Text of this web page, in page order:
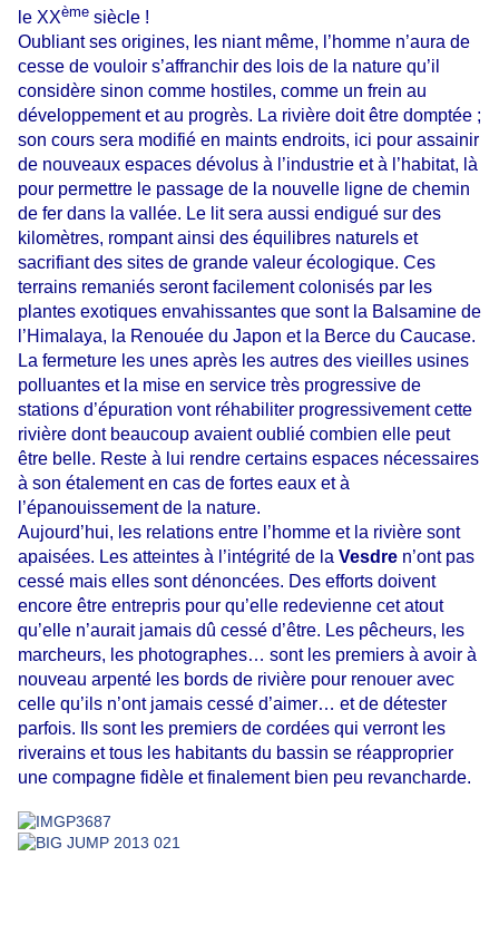
le XXème siècle !
Oubliant ses origines, les niant même, l’homme n’aura de
cesse de vouloir s’affranchir des lois de la nature qu’il
considère sinon comme hostiles, comme un frein au
développement et au progrès. La rivière doit être domptée ;
son cours sera modifié en maints endroits, ici pour assainir
de nouveaux espaces dévolus à l’industrie et à l’habitat, là
pour permettre le passage de la nouvelle ligne de chemin
de fer dans la vallée. Le lit sera aussi endigué sur des
kilomètres, rompant ainsi des équilibres naturels et
sacrifiant des sites de grande valeur écologique. Ces
terrains remaniés seront facilement colonisés par les
plantes exotiques envahissantes que sont la Balsamine de
l’Himalaya, la Renouée du Japon et la Berce du Caucase.
La fermeture les unes après les autres des vieilles usines
polluantes et la mise en service très progressive de
stations d’épuration vont réhabiliter progressivement cette
rivière dont beaucoup avaient oublié combien elle peut
être belle. Reste à lui rendre certains espaces nécessaires
à son étalement en cas de fortes eaux et à
l’épanouissement de la nature.
Aujourd’hui, les relations entre l’homme et la rivière sont
apaisées. Les atteintes à l’intégrité de la Vesdre n’ont pas
cessé mais elles sont dénoncées. Des efforts doivent
encore être entrepris pour qu’elle redevienne cet atout
qu’elle n’aurait jamais dû cessé d’être. Les pêcheurs, les
marcheurs, les photographes… sont les premiers à avoir à
nouveau arpenté les bords de rivière pour renouer avec
celle qu’ils n’ont jamais cessé d’aimer… et de détester
parfois. Ils sont les premiers de cordées qui verront les
riverains et tous les habitants du bassin se réapproprier
une compagne fidèle et finalement bien peu revancharde.